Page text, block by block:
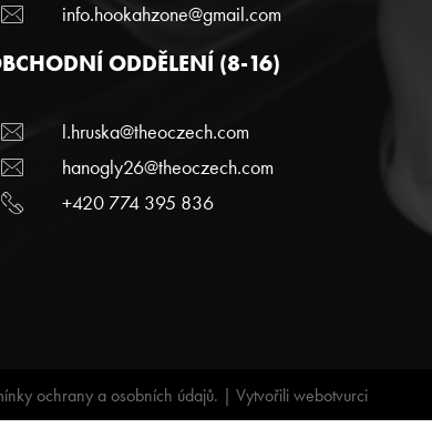
info.hookahzone@gmail.com
ODDĚLENÍ (8-16)
l.hruska@theoczech.com
hanogly26@theoczech.com
+420 774 395 836
ochrany a osobních údajů. | Vytvořiliwebotvurci